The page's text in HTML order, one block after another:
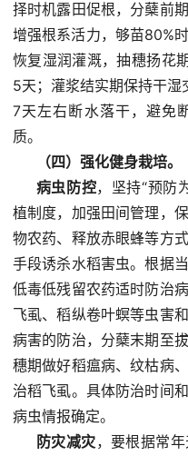
择时机露田促根，分蘖前
增强根系活力，够苗80%
恢复湿润灌溉，抽穗扬花
5天；灌浆结实期保持干
7天左右断水落干，避免
质。
（四）强化健身栽培。
病虫防控，坚持“预防
植制度，加强田间管理，
物农药、释放赤眼蜂等方
手段诱杀水稻害虫。根据
低毒低残留农药适时防治
飞虱、稻纵卷叶螟等虫害
病害的防治，分蘖末期至
穗期做好稻瘟病、纹枯病
治稻飞虱。具体防治时间
病虫情报确定。
防灾减灾，要根据常